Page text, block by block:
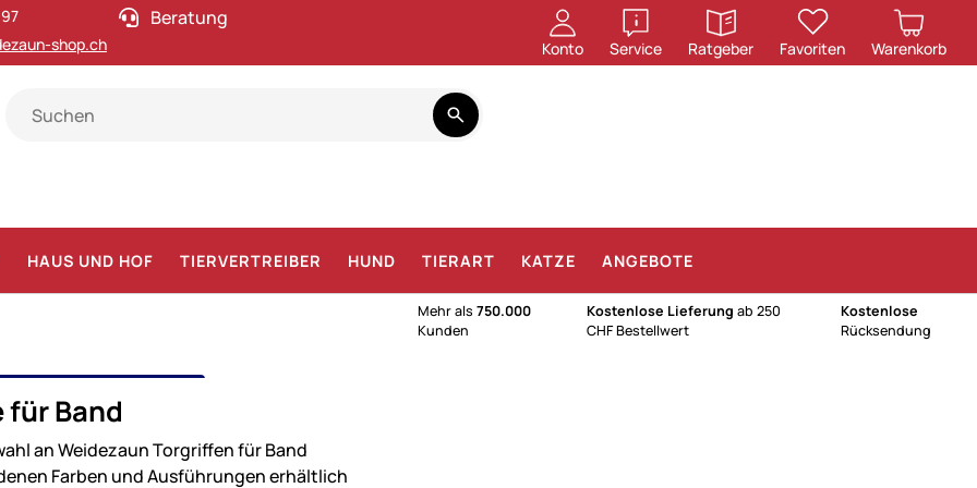
shop.ch
Beratung
Konto Service
öffnen
Ratgeber
öffnen
Favoriten Warenkorb
HAUS UND HOF TIERVERTREIBER HUND TIERART KATZE ANGEBOTE
Mehr als750.000
Kunden
Kostenlose Lieferung ab 250
CHF Bestellwert
Kostenlose
Rücksendung
& SETS
Seile und Bänder
Band
an Weidezaun Torgriffen für Band
Farben und Ausführungen erhältlich